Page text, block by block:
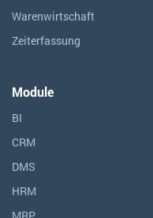
Warenwirtschaft
Zeiterfassung
Module
BI
CRM
DMS
HRM